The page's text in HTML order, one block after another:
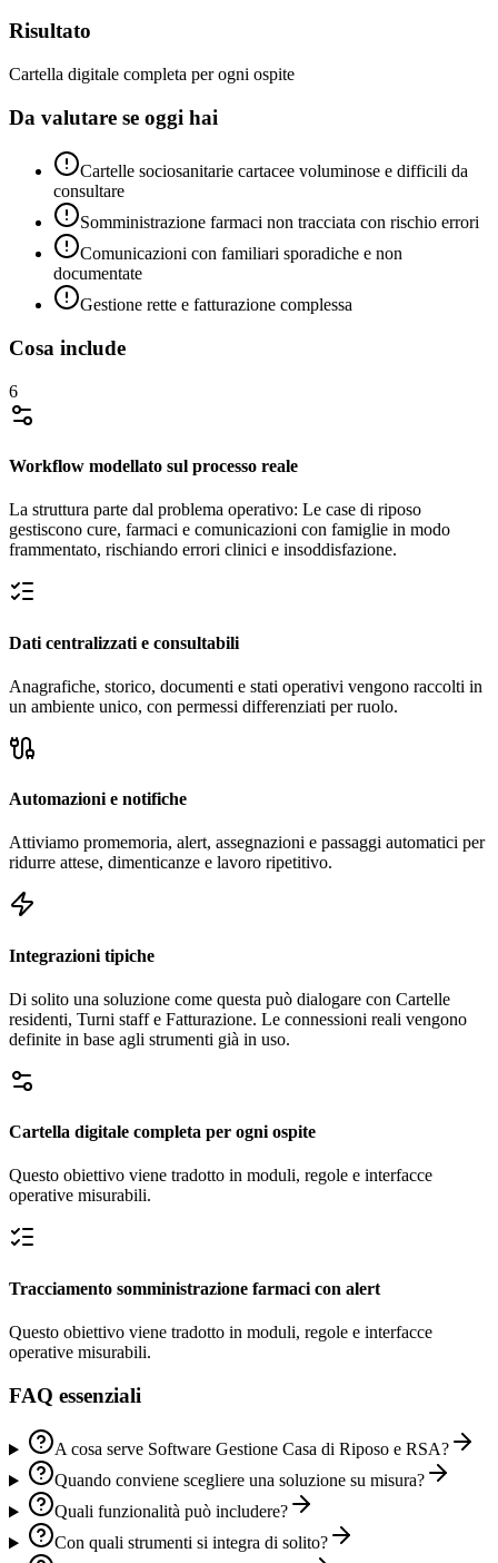
Risultato
Cartella digitale completa per ogni ospite
Da valutare se oggi hai
Cartelle sociosanitarie cartacee voluminose e difficili da
consultare
Somministrazione farmaci non tracciata con rischio errori
Comunicazioni con familiari sporadiche e non
documentate
Gestione rette e fatturazione complessa
Cosa include
6
Workflow modellato sul processo reale
La struttura parte dal problema operativo: Le case di riposo
gestiscono cure, farmaci e comunicazioni con famiglie in modo
frammentato, rischiando errori clinici e insoddisfazione.
Dati centralizzati e consultabili
Anagrafiche, storico, documenti e stati operativi vengono raccolti in
un ambiente unico, con permessi differenziati per ruolo.
Automazioni e notifiche
Attiviamo promemoria, alert, assegnazioni e passaggi automatici per
ridurre attese, dimenticanze e lavoro ripetitivo.
Integrazioni tipiche
Di solito una soluzione come questa può dialogare con Cartelle
residenti, Turni staff e Fatturazione. Le connessioni reali vengono
definite in base agli strumenti già in uso.
Cartella digitale completa per ogni ospite
Questo obiettivo viene tradotto in moduli, regole e interfacce
operative misurabili.
Tracciamento somministrazione farmaci con alert
Questo obiettivo viene tradotto in moduli, regole e interfacce
operative misurabili.
FAQ essenziali
A cosa serve Software Gestione Casa di Riposo e RSA?
Quando conviene scegliere una soluzione su misura?
Quali funzionalità può includere?
Con quali strumenti si integra di solito?